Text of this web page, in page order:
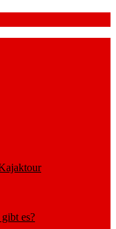
es?